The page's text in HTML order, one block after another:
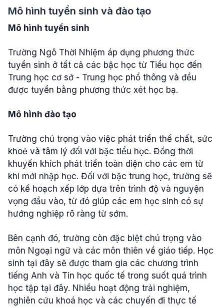
Mô hình tuyển sinh và đào tạo
Mô hình tuyển sinh
Trường Ngô Thời Nhiệm áp dụng phương thức
tuyển sinh ở tất cả các bậc học từ Tiểu học đến
Trung học cơ sở - Trung học phổ thông và đều
được tuyển bằng phương thức xét học bạ.
Mô hình đào tạo
Trường chú trọng vào việc phát triển thế chất, sức
khoẻ và tâm lý đối với bậc tiểu học. Đồng thời
khuyến khích phát triển toàn diện cho các em từ
khi mới nhập học. Đối với bậc trung học, trường sẽ
có kế hoạch xếp lớp dựa trên trình độ và nguyện
vọng đầu vào, từ đó giúp các em học sinh có sự
hướng nghiệp rõ ràng từ sớm.
Bên cạnh đó, trường còn đặc biệt chú trọng vào
môn Ngoại ngữ và các môn thiên về giáo tiếp. Học
sinh tại đây sẽ được tham gia các chương trình
tiếng Anh và Tin học quốc tế trong suốt quá trình
học tập tại đây. Nhiều hoạt động trải nghiệm,
nghiên cứu khoá học và các chuyến đi thực tế